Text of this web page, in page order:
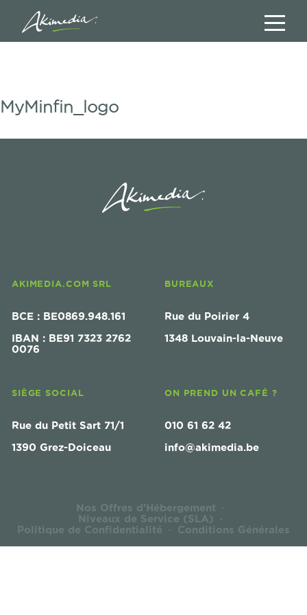
MyMinfin_logo
AKIMEDIA.COM SRL
BCE : BE0869.948.161
IBAN : BE91 7323 2762
0076
BUREAUX
Rue du Poirier 4
1348 Louvain-la-Neuve
SIÈGE SOCIAL
Rue du Petit Sart 71/1
1390 Grez-Doiceau
ON PREND UN CAFÉ ?
010 61 62 42
info@akimedia.be
Nos Offres d'Hébergement -
Niveaux de Service (SLA) -
Politique de Confidentialité - Conditions Générales